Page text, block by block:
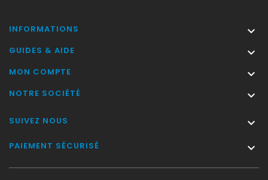
INFORMATIONS 
GUIDES & AIDE 
MON COMPTE 
NOTRE SOCIÉTÉ 
SUIVEZ NOUS 
PAIEMENT SÉCURISÉ 